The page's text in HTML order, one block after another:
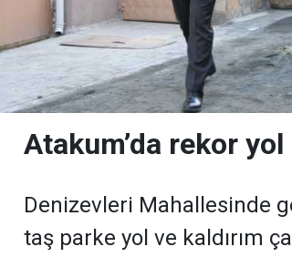
Atakum’da rekor yol
Denizevleri Mahallesinde
taş parke yol ve kaldırım